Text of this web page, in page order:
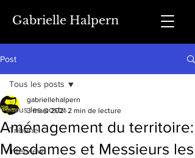
Gabrielle Halpern
Post
Tous les posts
Tribune
Interview
Tous les posts
Aménagement du territoire:
Mesdames et Messieurs les
gabriellehalpern
3 mars 2021 2 min de lecture